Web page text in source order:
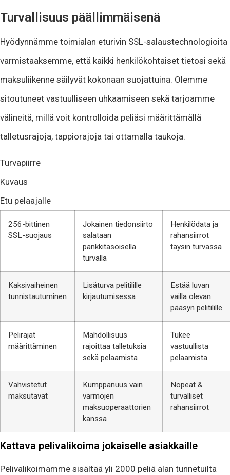
Turvallisuus päällimmäisenä
Hyödynnämme toimialan eturivin SSL-salaustechnologioita
varmistaaksemme, että kaikki henkilökohtaiset tietosi sekä
maksuliikenne säilyvät kokonaan suojattuina. Olemme
sitoutuneet vastuulliseen uhkaamiseen sekä tarjoamme
välineitä, millä voit kontrolloida peliäsi määrittämällä
talletusrajoja, tappiorajoja tai ottamalla taukoja.
Turvapiirre
Kuvaus
Etu pelaajalle
256-bittinen
SSL-suojaus
Jokainen tiedonsiirto
salataan
pankkitasoisella
turvalla
Henkilödata ja
rahansiirrot
täysin turvassa
Kaksivaiheinen
tunnistautuminen
Lisäturva pelitilille
kirjautumisessa
Estää luvan
vailla olevan
pääsyn pelitilille
Pelirajat
määrittäminen
Mahdollisuus
rajoittaa talletuksia
sekä pelaamista
Tukee
vastuullista
pelaamista
Vahvistetut
maksutavat
Kumppanuus vain
varmojen
maksuoperaattorien
kanssa
Nopeat &
turvalliset
rahansiirrot
Kattava pelivalikoima jokaiselle asiakkaille
Pelivalikoimamme sisältää yli 2000 peliä alan tunnetuilta